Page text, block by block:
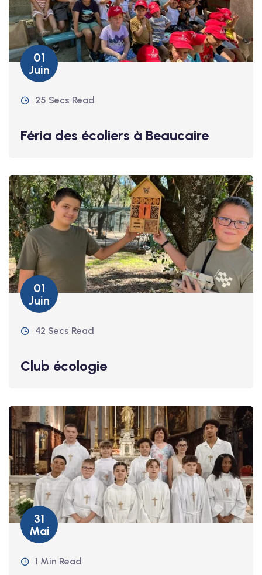
01
Juin
25 Secs Read
Féria des écoliers à Beaucaire
01
Juin
42 Secs Read
Club écologie
31
Mai
1 Min Read